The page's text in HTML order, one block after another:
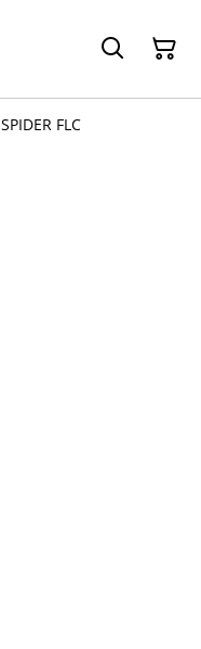
SPIDER FLC